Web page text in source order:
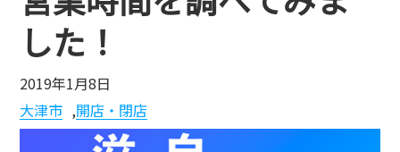
した！
2019年1月8日
大津市 ,開店・閉店